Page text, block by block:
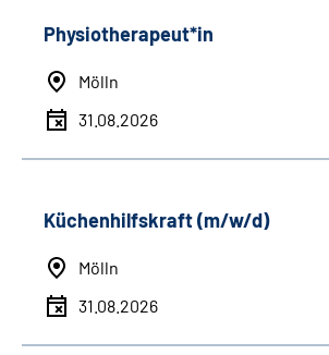
Physiotherapeut*in
Mölln
31.08.2026
Küchenhilfskraft (m/w/d)
Mölln
31.08.2026